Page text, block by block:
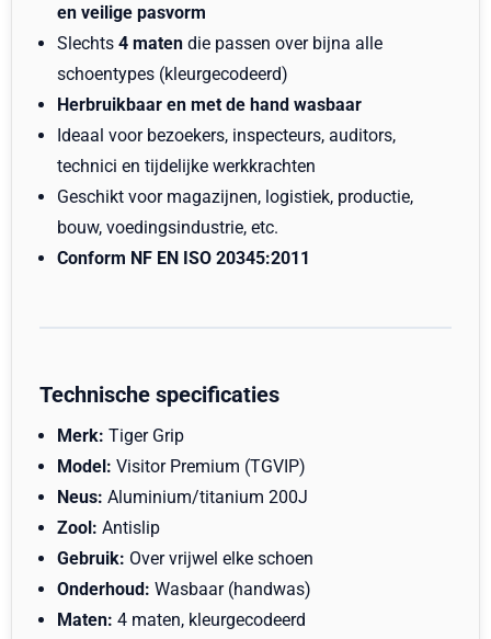
en veilige pasvorm
Slechts 4 maten die passen over bijna alle
schoentypes (kleurgecodeerd)
Herbruikbaar en met de hand wasbaar
Ideaal voor bezoekers, inspecteurs, auditors,
technici en tijdelijke werkkrachten
Geschikt voor magazijnen, logistiek, productie,
bouw, voedingsindustrie, etc.
Conform NF EN ISO 20345:2011
Technische specificaties
Merk: Tiger Grip
Model: Visitor Premium (TGVIP)
Neus: Aluminium/titanium 200J
Zool: Antislip
Gebruik: Over vrijwel elke schoen
Onderhoud: Wasbaar (handwas)
Maten: 4 maten, kleurgecodeerd